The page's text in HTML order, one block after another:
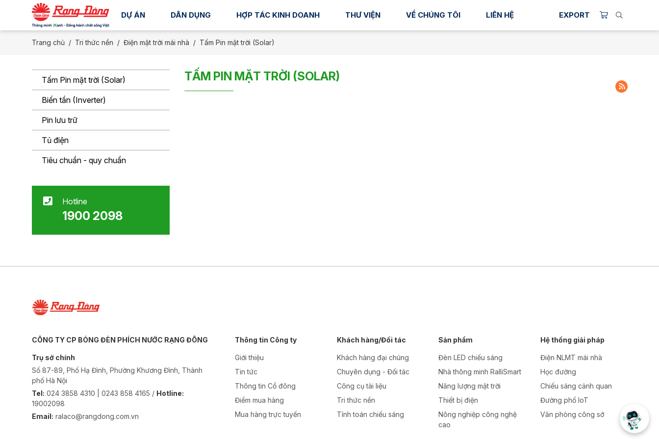
DỰ ÁN DÂN DỤNG HỢP TÁC KINH DOANH THƯ VIỆN VỀ CHÚNG TÔI LIÊN HỆ EXPORT
Trang chủ Tri thức nền Điện mặt trời mái nhà Tấm Pin mặt trời (Solar)
TẤM PIN MẶT TRỜI (SOLAR)
Tấm Pin mặt trời (Solar)
Biến tần (Inverter)
Pin lưu trữ
Tủ điện
Tiêu chuẩn - quy chuẩn
Hotline
1900 2098
CÔNG TY CP BÓNG ĐÈN PHÍCH NƯỚC RẠNG ĐÔNG
Trụ sở chính
Số 87-89, Phố Hạ Đình, Phường Khương Đình, Thành
phố Hà Nội
Tel: 024 3858 4310 | 0243 858 4165 / Hotline:
19002098
Email: ralaco@rangdong.com.vn
Thông tin Công ty
Giới thiệu
Tin tức
Thông tin Cổ đông
Điểm mua hàng
Mua hàng trực tuyến
Khách hàng/Đối tác
Khách hàng đại chúng
Chuyên dụng - Đối tác
Công cụ tài liệu
Tri thức nền
Tính toán chiếu sáng
Sản phẩm
Đèn LED chiếu sáng
Nhà thông minh RalliSmart
Năng lượng mặt trời
Thiết bị điện
Nông nghiệp công nghệ
cao
Hệ thống giải pháp
Điện NLMT mái nhà
Học đường
Chiếu sáng cảnh quan
Đường phố IoT
Văn phòng công sở